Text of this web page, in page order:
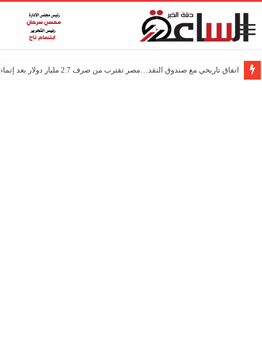
اتفاق تاريخي مع صندوق النقد…مصر تقترب من صرف 2.7 مليار دولار بعد إتمام المراجعتين